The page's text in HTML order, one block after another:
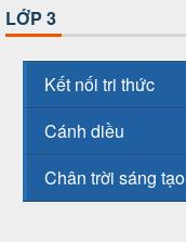
LỚP 3
Kết nối tri thức
Cánh diều
Chân trời sáng tạo